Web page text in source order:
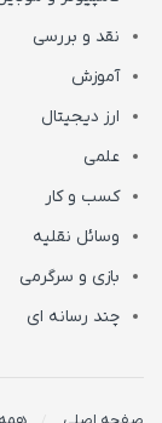
نقد و بررسی
آموزش
ارز دیجیتال
علمی
کسب و کار
وسائل نقلیه
بازی و سرگرمی
چند رسانه ای